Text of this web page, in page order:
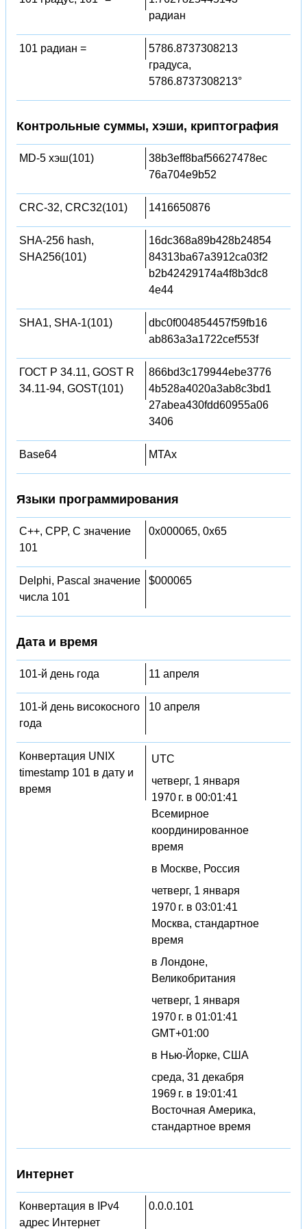
радиан
101 радиан =
5786.8737308213
градуса,
5786.8737308213°
Контрольные суммы, хэши, криптография
MD-5 хэш(101)
38b3eff8baf56627478ec
76a704e9b52
CRC-32, CRC32(101) 1416650876
SHA-256 hash,
SHA256(101)
16dc368a89b428b24854
84313ba67a3912ca03f2
b2b42429174a4f8b3dc8
4e44
SHA1, SHA-1(101)
dbc0f004854457f59fb16
ab863a3a1722cef553f
ГОСТ Р 34.11, GOST R
34.11-94, GOST(101)
866bd3c179944ebe3776
4b528a4020a3ab8c3bd1
27abea430fdd60955a06
3406
Base64 MTAx
Языки программирования
C++, CPP, C значение
101
0x000065, 0x65
Delphi, Pascal значение
числа 101
$000065
Дата и время
101-й день года 11 апреля
101-й день високосного
года
10 апреля
Конвертация UNIX
timestamp 101 в дату и
время
UTC
четверг, 1 января
1970 г. в 00:01:41
Всемирное
координированное
время
в Москве, Россия
четверг, 1 января
1970 г. в 03:01:41
Москва, стандартное
время
в Лондоне,
Великобритания
четверг, 1 января
1970 г. в 01:01:41
GMT+01:00
в Нью-Йорке, США
среда, 31 декабря
1969 г. в 19:01:41
Восточная Америка,
стандартное время
Интернет
Конвертация в IPv4
адрес Интернет
0.0.0.101